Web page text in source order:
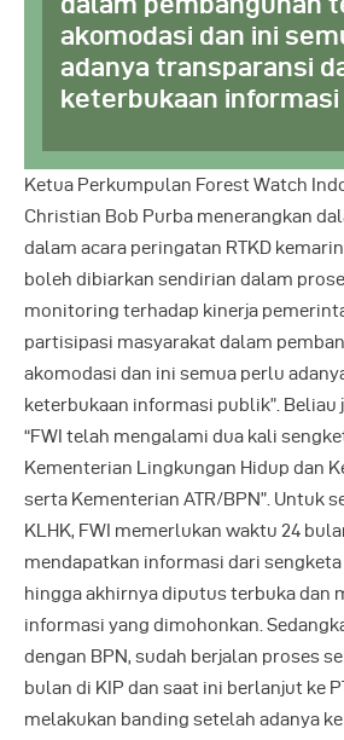
akomodasi dan ini
adanya transparansi
keterbukaan informasi
Ketua Perkumpulan Forest Watch
Christian Bob Purba menerangkan
dalam acara peringatan RTKD
boleh dibiarkan sendirian dalam
monitoring terhadap kinerja
partisipasi masyarakat dalam
akomodasi dan ini semua perlu
keterbukaan informasi publik”. Beliau
“FWI telah mengalami dua kali
Kementerian Lingkungan Hidup dan
serta Kementerian ATR/BPN”. Untuk
KLHK, FWI memerlukan waktu 24
mendapatkan informasi dari sengketa
hingga akhirnya diputus terbuka dan
informasi yang dimohonkan.
dengan BPN, sudah berjalan proses
bulan di KIP dan saat ini berlanjut ke
melakukan banding setelah adanya